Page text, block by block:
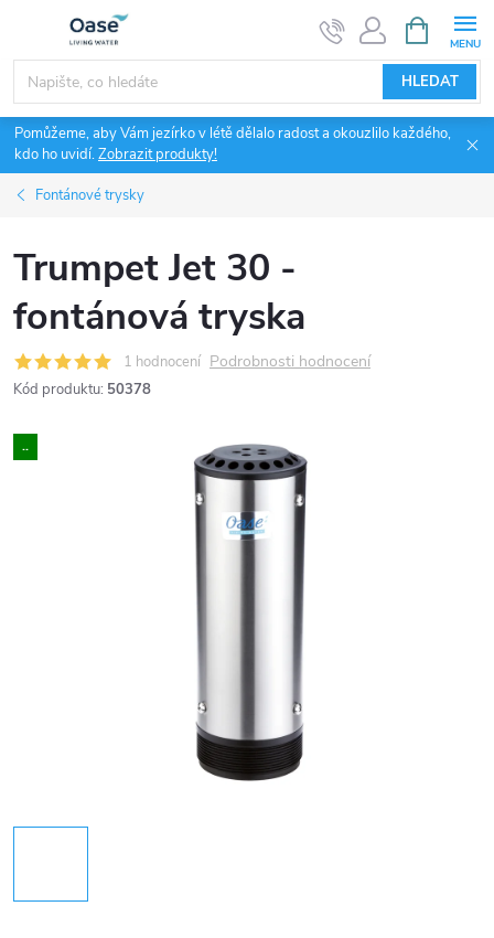
obsah
HLEDAT
NÁKUPNÍ
KOŠÍK
Pomůžeme, aby Vám jezírko v létě dělalo radost a okouzlilo každého,
kdo ho uvidí.Zobrazit produkty!
Fontánové trysky
Trumpet Jet 30 -
fontánová tryska
1 hodnocení Podrobnosti hodnocení
Kód produktu: 50378
..